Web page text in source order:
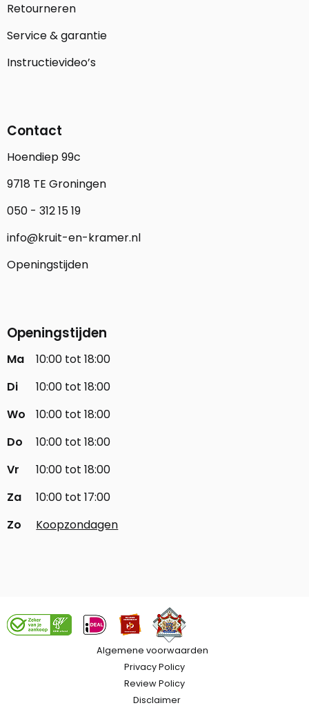
Retourneren
Service & garantie
Instructievideo’s
Contact
Hoendiep 99c
9718 TE Groningen
050 - 312 15 19
info@kruit-en-kramer.nl
Openingstijden
Openingstijden
Ma
10:00 tot 18:00
Di
10:00 tot 18:00
Wo
10:00 tot 18:00
Do
10:00 tot 18:00
Vr
10:00 tot 18:00
Za
10:00 tot 17:00
Zo
Koopzondagen
Algemene voorwaarden
Privacy Policy
Review Policy
Disclaimer